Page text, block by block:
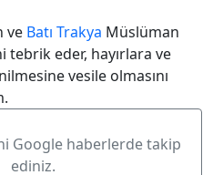
ve Batı Trakya Müslüman
eder, hayırlara ve
vesile olmasını
Google haberlerde takip
ediniz.